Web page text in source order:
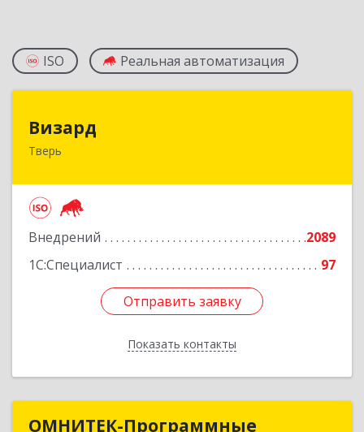
ISO Реальная автоматизация
Визард
Тверь
Внедрений
2089
1С:Специалист
97
Отправить заявку
Показать контакты
170006, Тверская обл, Тверь г, Учительская ул,
Отправить заявку
Назад
ОМНИТЕК-Программные
ОМНИТЕК-Программные